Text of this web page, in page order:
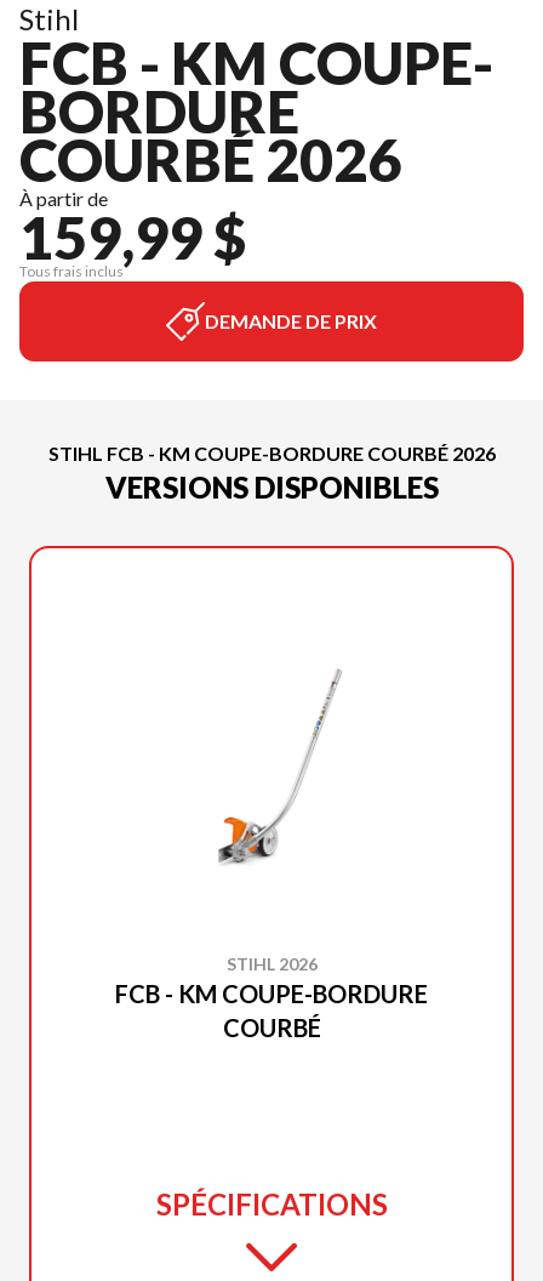
Stihl
FCB - KM COUPE-
BORDURE
COURBÉ 2026
À partir de
159,99 $
Tous frais inclus
DEMANDE DE PRIX
STIHL FCB - KM COUPE-BORDURE COURBÉ 2026
VERSIONS DISPONIBLES
STIHL 2026
FCB - KM COUPE-BORDURE
COURBÉ
SPÉCIFICATIONS